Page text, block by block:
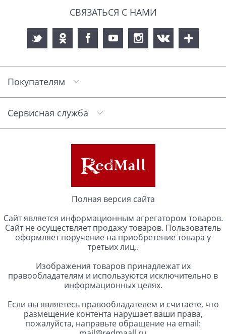
СВЯЗАТЬСЯ С НАМИ
Покупателям
Сервисная служба
Полная версия сайта
Сайт является информационным агрегатором товаров.
Сайт не осуществляет продажу товаров. Пользователь
оформляет поручение на приобретение товара у
третьих лиц..
Изображения товаров принадлежат их
правообладателям и используются исключительно в
информационных целях.
Если вы являетесь правообладателем и считаете, что
размещение контента нарушает ваши права,
пожалуйста, направьте обращение на email: